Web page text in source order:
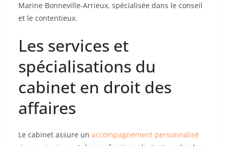
Marine Bonneville-Arrieux, spécialisée dans le conseil
et le contentieux.
Les services et
spécialisations du
cabinet en droit des
affaires
Le cabinet assure un accompagnement personnalisé